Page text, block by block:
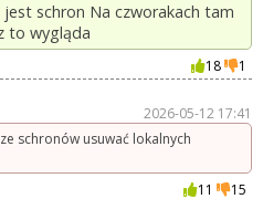
jest schron Na czworakach tam
to wygląda
18
1
2026-05-12 17:41
schronów usuwać lokalnych
11
15